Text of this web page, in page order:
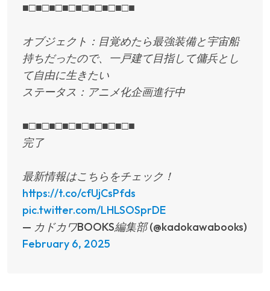
■□■□■□■□■□■□■□■□■
オブジェクト：目覚めたら最強装備と宇宙船
持ちだったので、一戸建て目指して傭兵とし
て自由に生きたい
ステータス：アニメ化企画進行中
■□■□■□■□■□■□■□■□■
完了
最新情報はこちらをチェック！
https://t.co/cfUjCsPfds
pic.twitter.com/LHLSOSprDE
— カドカワBOOKS編集部 (@kadokawabooks)
February 6, 2025